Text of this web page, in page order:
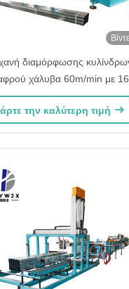
διαμόρφωσης
χάλυβα 60m/min με 16
διαμόρφωσης και
σύστημα ελέγχου PLC
την καλύτερη τιμή